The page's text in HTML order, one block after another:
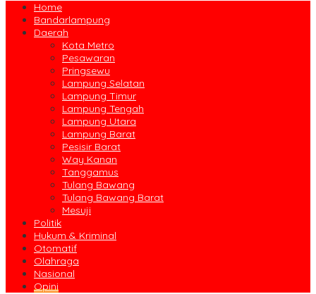
Home
Bandarlampung
Daerah
Kota Metro
Pesawaran
Pringsewu
Lampung Selatan
Lampung Timur
Lampung Tengah
Lampung Utara
Lampung Barat
Pesisir Barat
Way Kanan
Tanggamus
Tulang Bawang
Tulang Bawang Barat
Mesuji
Politik
Hukum & Kriminal
Otomatif
Olahraga
Nasional
Opini